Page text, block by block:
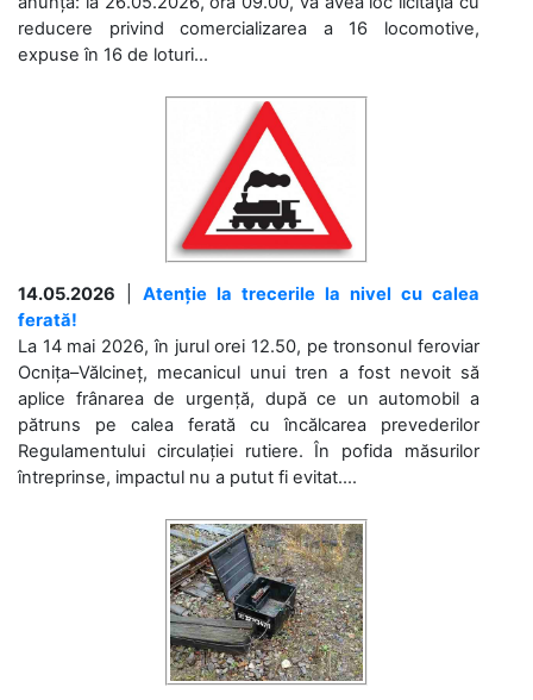
reducere privind comercializarea a 16 locomotive,
expuse în 16 de loturi...
14.05.2026
Atenție la trecerile la nivel cu calea
ferată!
La 14 mai 2026, în jurul orei 12.50, pe tronsonul feroviar
Ocnița–Vălcineț, mecanicul unui tren a fost nevoit să
aplice frânarea de urgență, după ce un automobil a
pătruns pe calea ferată cu încălcarea prevederilor
Regulamentului circulației rutiere. În pofida măsurilor
întreprinse, impactul nu a putut fi evitat....